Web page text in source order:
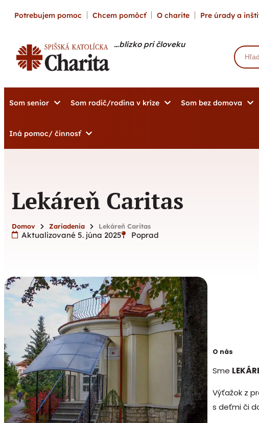
Potrebujem pomoc Chcem pomôcť O charite Pre úrady a
…blízko pri človeku
Som senior Som rodič/rodina v kríze Som bez domova
Iná pomoc/ činnosť
Lekáreň Caritas
Domov Zariadenia Lekáreň Caritas
Aktualizované 5. júna 2025 Poprad
O nás
Sme
Výťažok z
s deťmi či